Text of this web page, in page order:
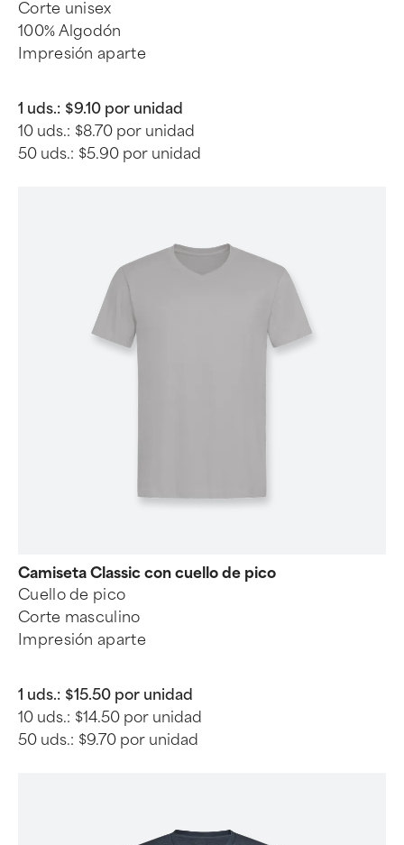
Corte unisex
100% Algodón
Impresión aparte
1 uds.: $9.10 por unidad
10 uds.: $8.70 por unidad
50 uds.: $5.90 por unidad
Camiseta Classic con cuello de pico
Cuello de pico
Corte masculino
Impresión aparte
1 uds.: $15.50 por unidad
10 uds.: $14.50 por unidad
50 uds.: $9.70 por unidad